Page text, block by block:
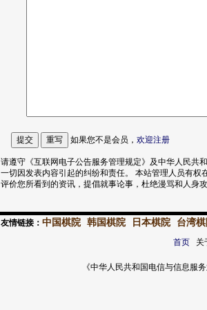
如果您不是会员， 欢迎注册
请遵守《互联网电子公告服务管理规定》及中华人民共
一切因发表内容引起的纠纷和责任。 本站管理人员有
评价您所看到的资讯，提倡就事论事，杜绝漫骂和人身攻
友情链接： 中国棋院 韩国棋院 日本棋院 台湾
首页关
《中华人民共和国电信与信息